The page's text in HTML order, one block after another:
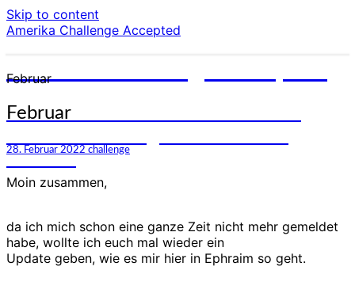
Skip to content
Amerika Challenge Accepted
Amerika Challenge Accepted
Eine weitere 38. Parlamentarisches
Website
Februar
Februar
28. Februar 2022 challenge
Moin zusammen,
da ich mich schon eine ganze Zeit nicht mehr gemeldet
habe, wollte ich euch mal wieder ein
Update geben, wie es mir hier in Ephraim so geht.